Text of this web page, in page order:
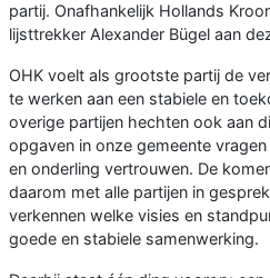
partij. Onafhankelijk Hollands
lijsttrekker Alexander Bügel aan
OHK voelt als grootste partij de
te werken aan een stabiele en
overige partijen hechten ook aan
opgaven in onze gemeente
en onderling vertrouwen. De
daarom met alle partijen in
verkennen welke visies en
goede en stabiele samenwerking.